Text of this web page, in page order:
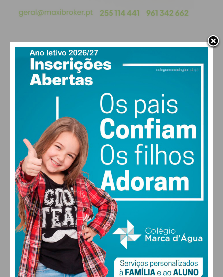
PAÇOS DE FERREIRA
25°
68% humidade
vento: 4m/s O
MAX 25 • MIN 25
24°
SÁB
26
DOM
29° 30 °